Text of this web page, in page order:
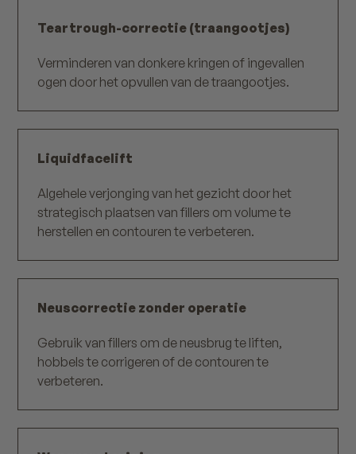
Teartrough-correctie (traangootjes)
Verminderen van donkere kringen of ingevallen
ogen door het opvullen van de traangootjes.
Liquidfacelift
Algehele verjonging van het gezicht door het
strategisch plaatsen van fillers om volume te
herstellen en contouren te verbeteren.
Neuscorrectie zonder operatie
Gebruik van fillers om de neusbrug te liften,
hobbels te corrigeren of de contouren te
verbeteren.